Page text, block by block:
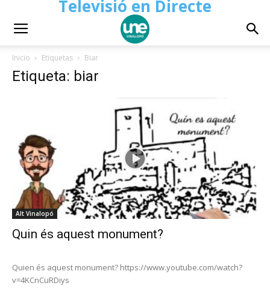
Televisió en Directe
Inicio Etiquetas Biar
Etiqueta: biar
Alt Vinalopó
Quin és aquest monument?
Quien és aquest monument? https://www.youtube.com/watch?
v=4KCnCuRDiys